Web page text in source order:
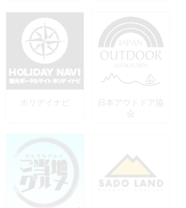
ホリデイナビ
日本アウトドア協
会